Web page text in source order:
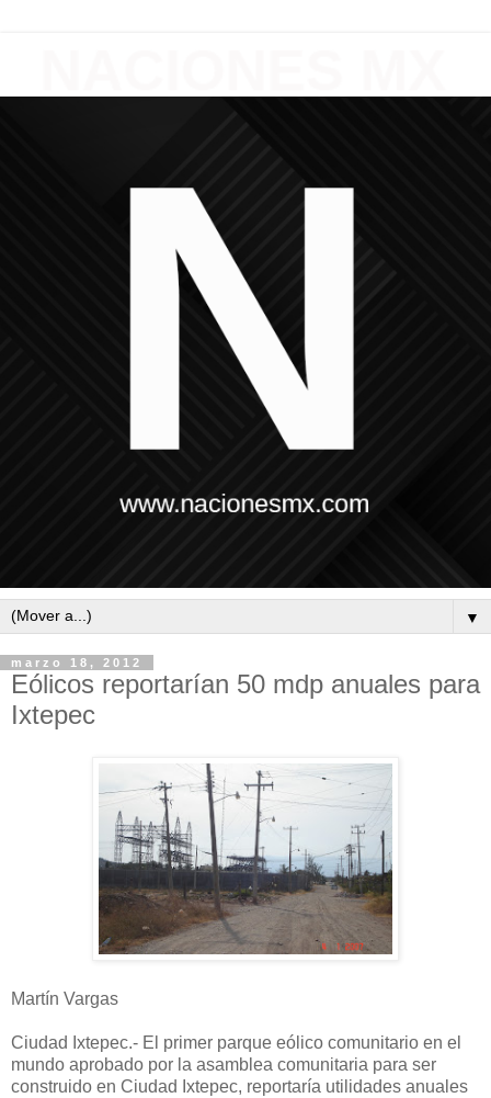
▼
marzo 18, 2012
Eólicos reportarían 50 mdp anuales para
Ixtepec
Martín Vargas
Ciudad Ixtepec.- El primer parque eólico comunitario en el
mundo aprobado por la asamblea comunitaria para ser
construido en Ciudad Ixtepec, reportaría utilidades anuales